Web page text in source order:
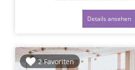
Details ansehen
2 Favoriten